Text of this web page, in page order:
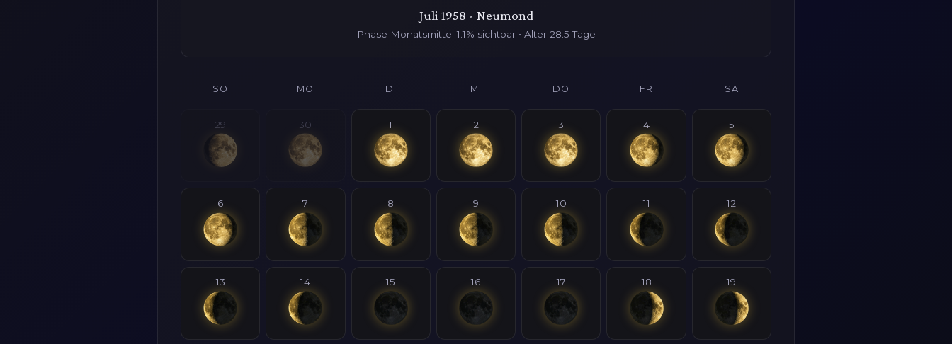
Juli 1958 - Neumond
Phase Monatsmitte: 1.1% sichtbar • Alter 28.5 Tage
SO MO DI MI DO FR SA
29 30 1 2 3 4 5
6 7 8 9 10 11 12
13 14 15 16 17 18 19